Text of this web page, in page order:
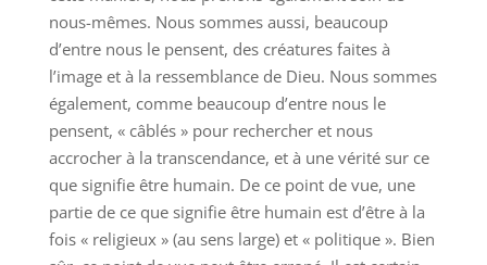
nous-mêmes. Nous sommes aussi, beaucoup
d’entre nous le pensent, des créatures faites à
l’image et à la ressemblance de Dieu. Nous sommes
également, comme beaucoup d’entre nous le
pensent, « câblés » pour rechercher et nous
accrocher à la transcendance, et à une vérité sur ce
que signifie être humain. De ce point de vue, une
partie de ce que signifie être humain est d’être à la
fois « religieux » (au sens large) et « politique ». Bien